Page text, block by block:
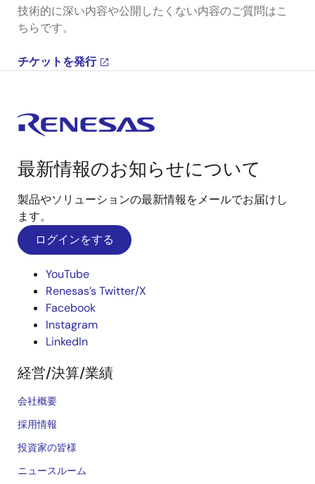
技術的に深い内容や公開したくない内容のご質問はこ
ちらです。
チケットを発行
最新情報のお知らせについて
製品やソリューションの最新情報をメールでお届けし
ます。
ログインをする
YouTube
Renesas’s Twitter/X
Facebook
Instagram
LinkedIn
経営/決算/業績
会社概要
採用情報
投資家の皆様
ニュースルーム